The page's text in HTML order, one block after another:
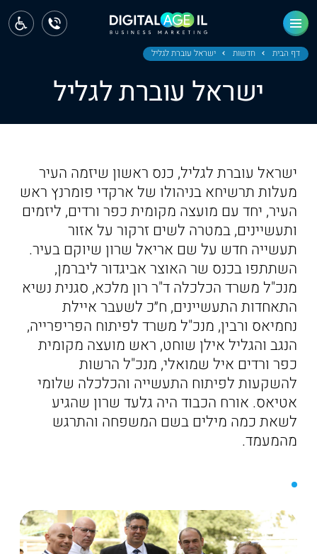
דף הבית חדשות ישראל עוברת לגליל
ישראל עוברת לגליל
ישראל עוברת לגליל, כנס ראשון שיזמה העיר
מעלות תרשיחא בניהולו של ארקדי פומרנץ ראש
העיר, יחד עם מועצה מקומית כפר ורדים, ליזמים
ותעשיינים, במטרה לשים זרקור על אזור
תעשייה חדש על שם אריאל שרון שיוקם בעיר.
השתתפו בכנס שר האוצר אביגדור ליברמן,
מנכ"ל משרד הכלכלה ד"ר רון מלכא, סגנית נשיא
התאחדות התעשיינים, ח״כ לשעבר איילת
נחמיאס ורבין, מנכ"ל משרד לפיתוח הפריפרייה,
הנגב והגליל אילן שוחט, ראש מועצה מקומית
כפר ורדים איל שמואלי, מנכ"ל הרשות
להשקעות לפיתוח התעשייה והכלכלה שלומי
אטיאס. אורח הכבוד היה גלעד שרון שהגיע
לשאת כמה מילים בשם המשפחה והתרגש
מהמעמד.
ראשי
חדשות
מחוז צפון
מחוז דרום
ירושלים
תל אביב